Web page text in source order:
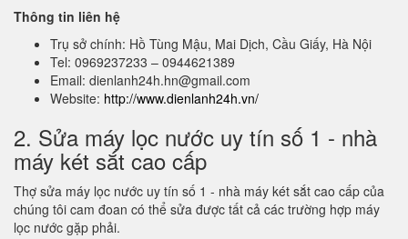
Thông tin liên hệ
Trụ sở chính: Hồ Tùng Mậu, Mai Dịch, Cầu Giấy, Hà Nội
Tel: 0969237233 – 0944621389
Email: dienlanh24h.hn@gmail.com
Website: http://www.dienlanh24h.vn/
2. Sửa máy lọc nước uy tín số 1 - nhà
máy két sắt cao cấp
Thợ sửa máy lọc nước uy tín số 1 - nhà máy két sắt cao cấp của
chúng tôi cam đoan có thể sửa được tất cả các trường hợp máy
lọc nước gặp phải.